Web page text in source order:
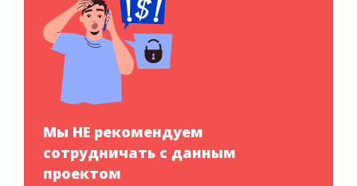
Мы НЕ рекомендуем
сотрудничать с данным
проектом